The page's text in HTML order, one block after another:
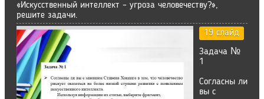
«Искусственный интеллект – угроза человечеству?»,
решите задачи.
19 слайд
Задача №
1
Согласны ли
вы с